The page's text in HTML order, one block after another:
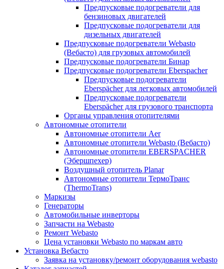
Предпусковые подогреватели для
бензиновых двигателей
Предпусковые подогреватели для
дизельных двигателей
Предпусковые подогреватели Webasto
(Вебасто) для грузовых автомобилей
Предпусковые подогреватели Бинар
Предпусковые подогреватели Eberspacher
Предпусковые подогреватели
Eberspächer для легковых автомобилей
Предпусковые подогреватели
Eberspächer для грузового транспорта
Органы управления отопителями
Автономные отопители
Автономные отопители Аer
Автономные отопители Webasto (Вебасто)
Автономные отопители EBERSPACHER
(Эбершпехер)
Воздушный отопитель Planar
Автономные отопители ТермоТранс
(ThermoTrans)
Маркизы
Генераторы
Автомобильные инверторы
Запчасти на Webasto
Ремонт Webasto
Цена установки Webasto по маркам авто
Установка Вебасто
Заявка на установку/ремонт оборудования webasto